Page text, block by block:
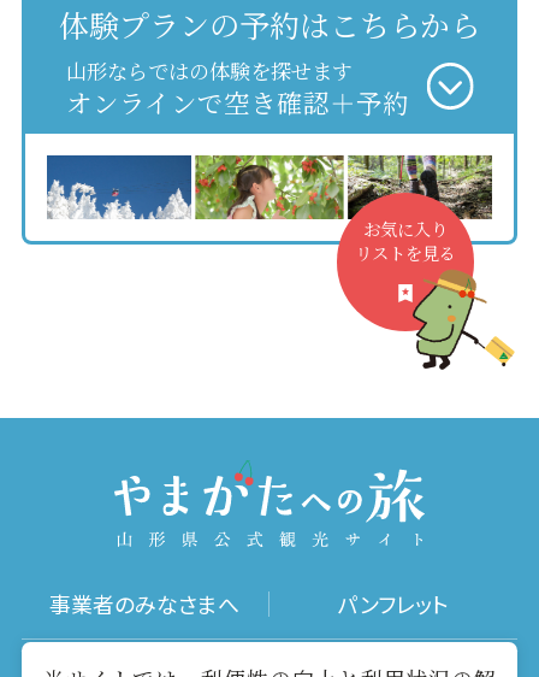
体験プランの予約はこちらから
山形ならではの体験を探せます
オンラインで空き確認＋予約
お気に入り
リストを見る
事業者のみなさまへ パンフレット